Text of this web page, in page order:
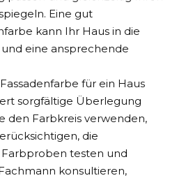
Eine gut
kann Ihr Haus in die
eine ansprechende
für ein Haus
sorgfältige Überlegung
den Farbkreis verwenden,
die
testen und
konsultieren,